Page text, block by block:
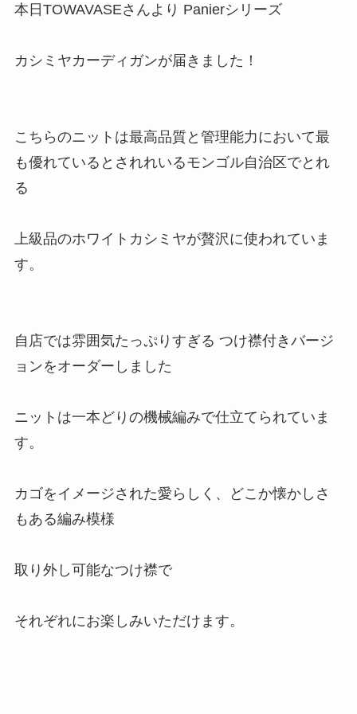
本日TOWAVASEさんより Panierシリーズ
カシミヤカーディガンが届きました！
こちらのニットは最高品質と管理能力において最
も優れているとされれいるモンゴル自治区でとれ
る
上級品のホワイトカシミヤが贅沢に使われていま
す。
自店では雰囲気たっぷりすぎる つけ襟付きバージ
ョンをオーダーしました
ニットは一本どりの機械編みで仕立てられていま
す。
カゴをイメージされた愛らしく、どこか懐かしさ
もある編み模様
取り外し可能なつけ襟で
それぞれにお楽しみいただけます。